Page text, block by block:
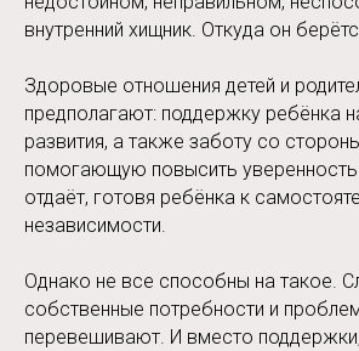
внутренний хищник. Откуда он
Здоровые отношения детей и
предполагают: поддержку ребёнка
развития, а также заботу со
помогающую повысить уверенность
отдаёт, готовя ребёнка к
независимости.
Однако не все способны на такое.
собственные потребности и
перевешивают. И вместо поддержки,